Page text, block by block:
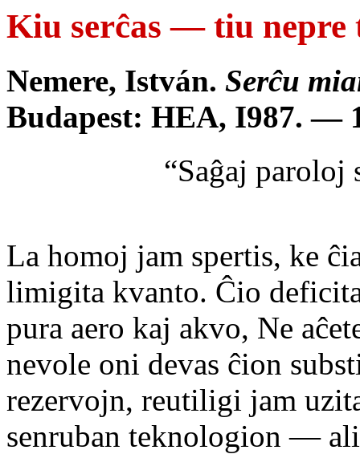
Kiu serĉas — tiu nepre
Nemere, István. Serĉu
Budapest: HEA, I987. —
“Saĝaj
La homoj jam spertis, ke
limigita kvanto. Ĉio
pura aero kaj akvo, Ne
nevole oni devas ĉion
rezervojn, reutiligi jam
senruban teknologion —